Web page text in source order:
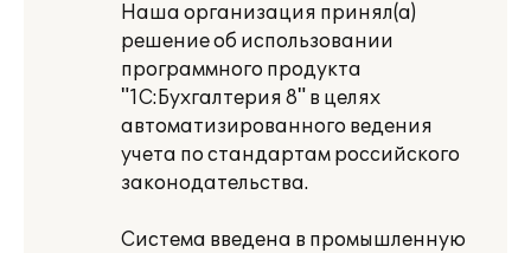
Наша организация принял(а)
решение об использовании
программного продукта
"1С:Бухгалтерия 8" в целях
автоматизированного ведения
учета по стандартам российского
законодательства.
Система введена в промышленную